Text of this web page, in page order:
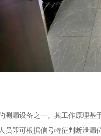
测漏设备之一。其工作原理
即可根据信号特征判断泄漏